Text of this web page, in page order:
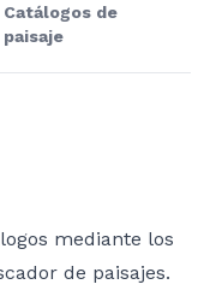
Catálogos de
paisaje
mediante los
de paisajes.